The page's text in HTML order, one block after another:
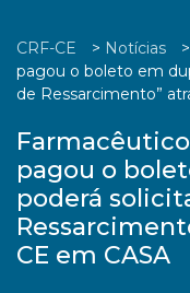
CRF-CE > Notícias >
pagou o boleto em
de Ressarcimento”
pagou o
poderá
CE em CASA